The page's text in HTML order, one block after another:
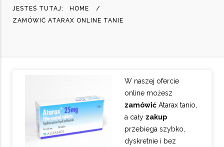
JESTEŚ TUTAJ:
HOME
ZAMÓWIĆ ATARAX ONLINE TANIE
W naszej ofercie
online możesz
zamówić Atarax tanio,
a cały zakup
przebiega szybko,
dyskretnie i bez